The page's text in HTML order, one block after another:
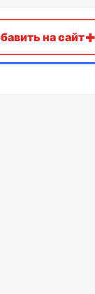
на сайт+